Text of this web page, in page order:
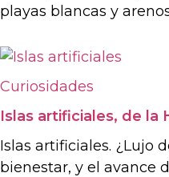
playas blancas y
Curiosidades
Islas artificiales, de la
Islas artificiales. ¿Lujo
bienestar, y el avance